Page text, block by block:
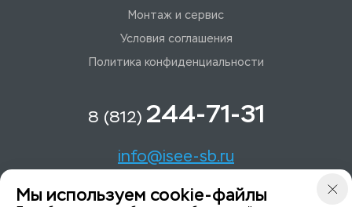
Монтаж и сервис
Условия соглашения
Политика конфиденциальности
8 (812) 244-71-31
info@isee-sb.ru
Светлановский пр-кт, д. 70, корп. 1
Мы используем cookie-файлы